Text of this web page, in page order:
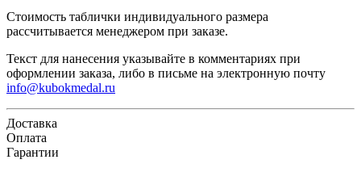
Стоимость таблички индивидуального размера
рассчитывается менеджером при заказе.
Текст для нанесения указывайте в комментариях при
оформлении заказа, либо в письме на электронную почту
info@kubokmedal.ru
Доставка
Оплата
Гарантии